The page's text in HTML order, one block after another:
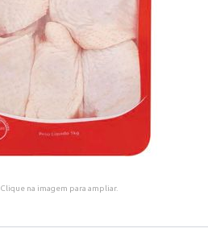
Clique na imagem para ampliar.